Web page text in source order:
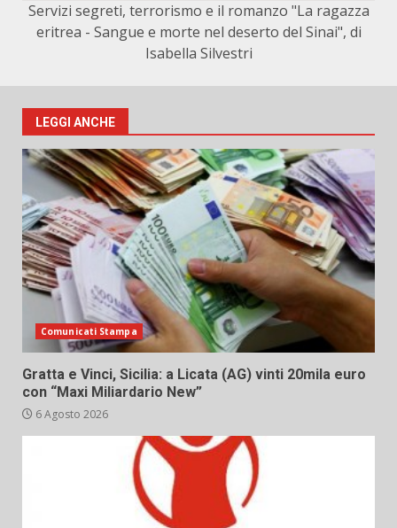
Servizi segreti, terrorismo e il romanzo "La ragazza
eritrea - Sangue e morte nel deserto del Sinai", di
Isabella Silvestri
LEGGI ANCHE
Comunicati Stampa
Gratta e Vinci, Sicilia: a Licata (AG) vinti 20mila euro
con “Maxi Miliardario New”
6 Agosto 2026